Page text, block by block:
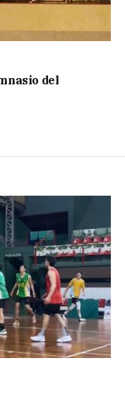
del